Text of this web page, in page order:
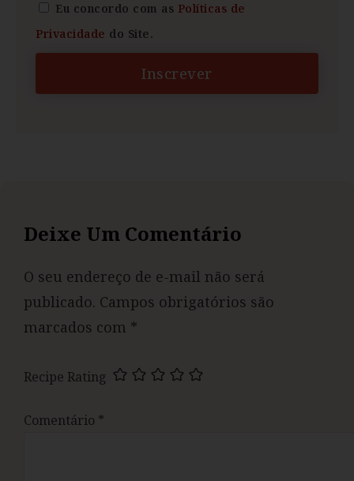
Eu concordo com as Políticas de
Privacidade do Site.
Inscrever
Deixe Um Comentário
O seu endereço de e-mail não será
publicado. Campos obrigatórios são
marcados com *
Recipe Rating
Comentário *